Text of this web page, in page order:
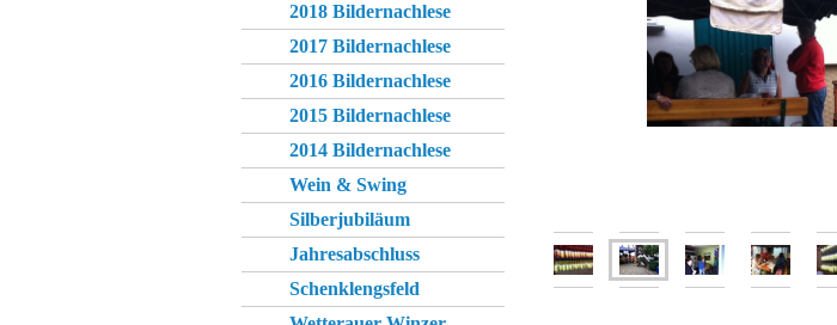
2018 Bildernachlese
2017 Bildernachlese
2016 Bildernachlese
2015 Bildernachlese
2014 Bildernachlese
Wein & Swing
Silberjubiläum
Jahresabschluss
Schenklengsfeld